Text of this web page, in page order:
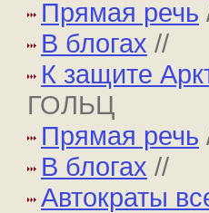
Прямая речь
В блогах //
К защите
ГОЛЬЦ
Прямая речь
В блогах //
Автократы